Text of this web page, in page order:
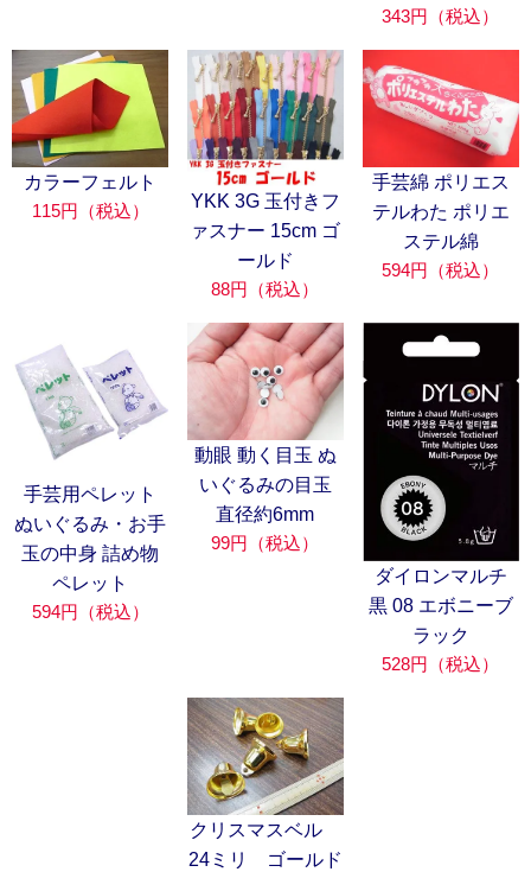
343円（税込）
カラーフェルト
115円（税込）
YKK 3G 玉付きフ
ァスナー 15cm ゴ
ールド
88円（税込）
手芸綿 ポリエス
テルわた ポリエ
ステル綿
594円（税込）
手芸用ペレット
ぬいぐるみ・お手
玉の中身 詰め物
ペレット
594円（税込）
動眼 動く目玉 ぬ
いぐるみの目玉
直径約6mm
99円（税込）
ダイロンマルチ
黒 08 エボニーブ
ラック
528円（税込）
クリスマスベル
24ミリ ゴールド